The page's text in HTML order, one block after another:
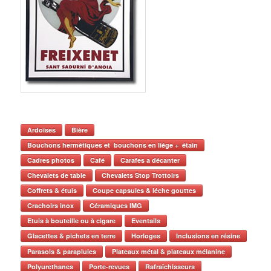
Ardoises
Bière
Bouchons hermétiques et bouchons en liége + étain
Cadres photos
Café
Carafes a décanter
Chevalets de table
Chevalets Stop Trottoirs
Coffrets & étuis
Coupe capsules & léche gouttes
Crachoirs inox
Céramiques IMG
Etuis à bouteille ou à cigare
Eventails
Glacettes & pichets en terre
Horloges
Inclusions en résine
Parasols & parapluies
Plateaux métal & plateaux mélanine
Polyurethanes
Porte-revues Rafraîchisseurs